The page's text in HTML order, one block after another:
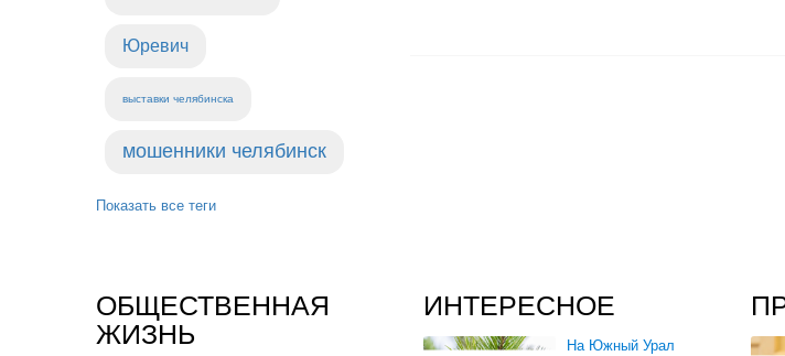
Юревич
выставки челябинска
мошенники челябинск
Показать все теги
ОБЩЕСТВЕННАЯ
ЖИЗНЬ
ИНТЕРЕСНОЕ
На Южный Урал